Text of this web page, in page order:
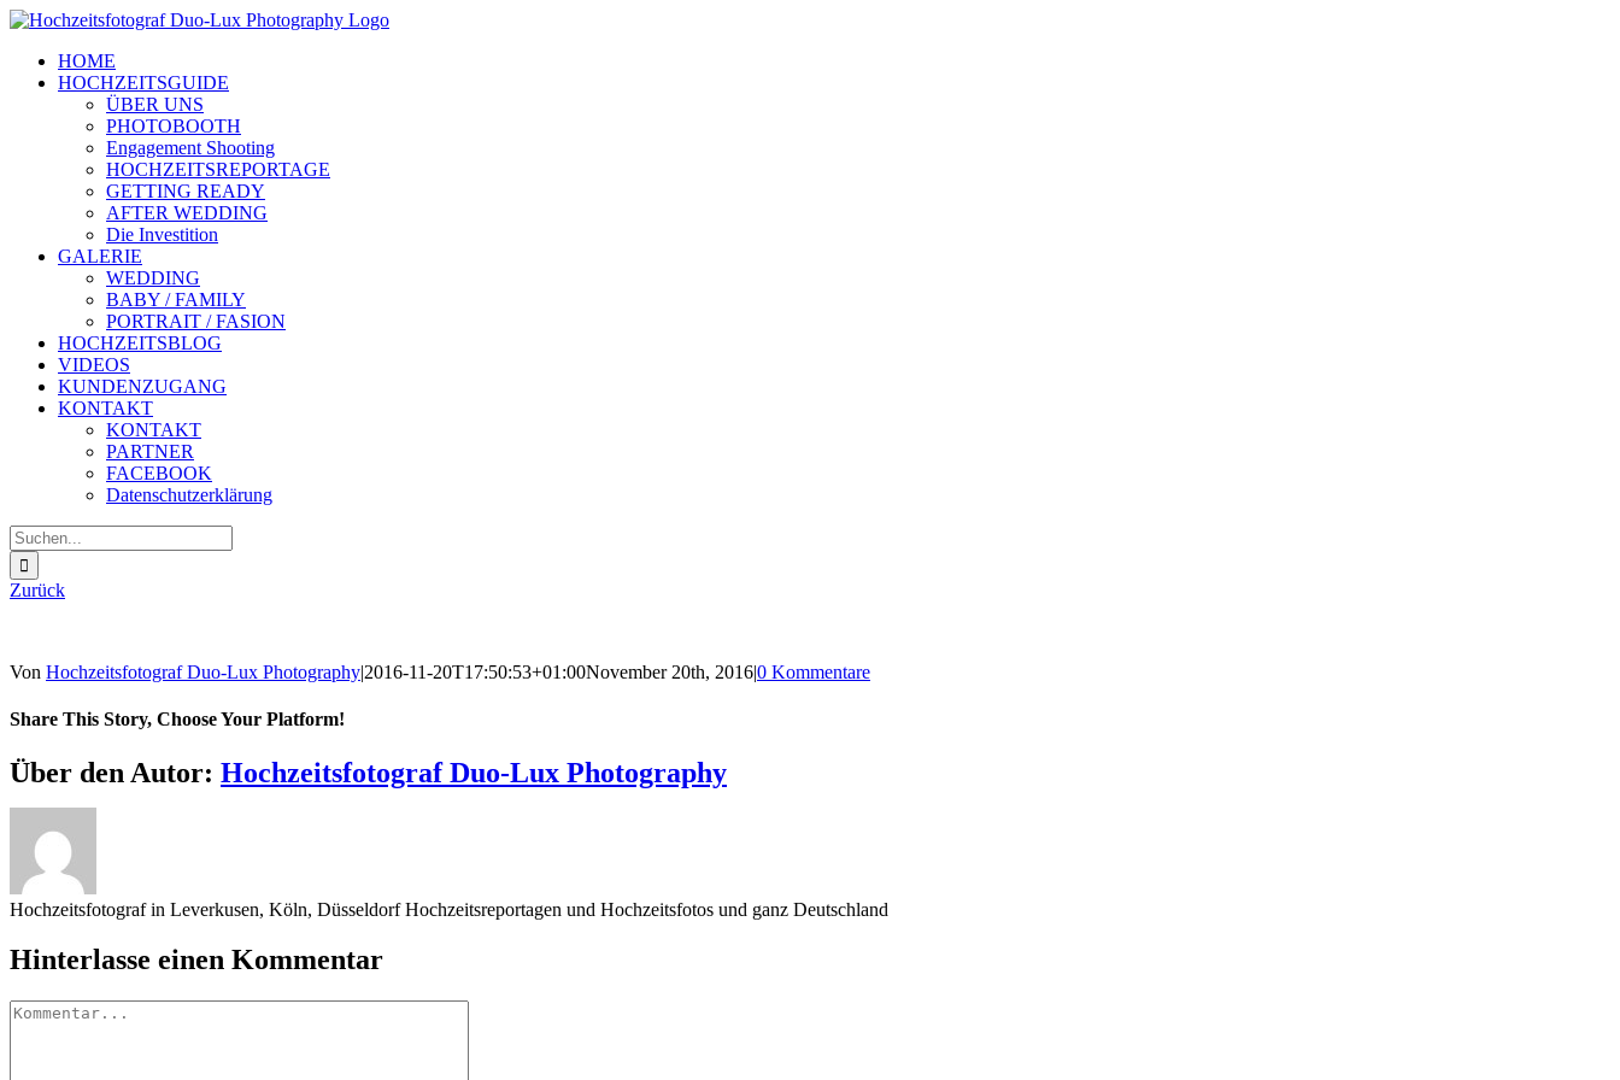
Zum
springenHOME
HOCHZEITSGUIDE
ÜBER UNS
PHOTOBOOTH
Engagement Shooting
HOCHZEITSREPORTAGE
GETTING READY
AFTER WEDDING
Die Investition
GALERIE
WEDDING
BABY / FAMILY
PORTRAIT / FASION
HOCHZEITSBLOG
VIDEOS
KUNDENZUGANG
KONTAKT
KONTAKT
PARTNER
FACEBOOK
Datenschutzerklärung
Suche
nach:
Zurück
Von Hochzeitsfotograf Duo-Lux Photography|2016-11-20T17:50:53+01:00November 20th, 2016|0 Kommentare
Share This Story, Choose Your Platform!
Sharing_facebook
Sharing_twitter
Sharing_reddit
Über den Autor: Hochzeitsfotograf Duo-Lux Photography
Hochzeitsfotograf in Leverkusen, Köln, Düsseldorf Hochzeitsreportagen und Hochzeitsfotos und ganz Deutschland
Hinterlasse einen Kommentar
Kommentar